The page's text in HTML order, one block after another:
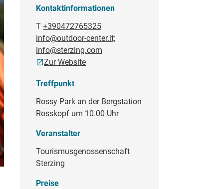
Kontaktinformationen
T +390472765325
info@outdoor-center.it;
info@sterzing.com
Zur Website
Treffpunkt
Rossy Park an der Bergstation
Rosskopf um 10.00 Uhr
Veranstalter
Tourismusgenossenschaft
Sterzing
Preise